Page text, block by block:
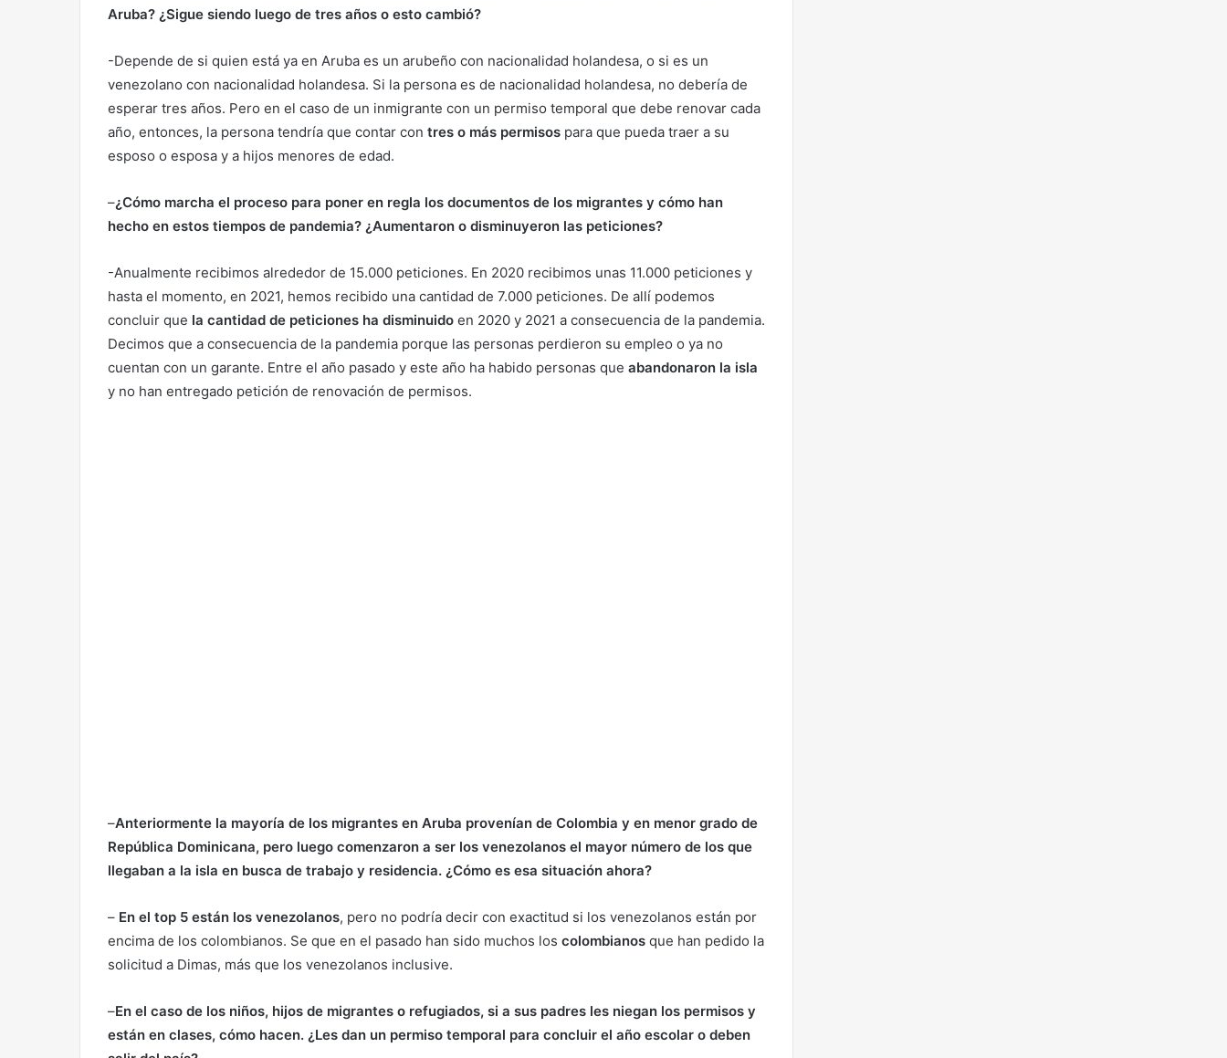
Aruba? ¿Sigue siendo luego de tres años o esto cambió?
-Depende de si quien está ya en Aruba es un arubeño con nacionalidad holandesa, o si es un
venezolano con nacionalidad holandesa. Si la persona es de nacionalidad holandesa, no debería de
esperar tres años. Pero en el caso de un inmigrante con un permiso temporal que debe renovar cada
año, entonces, la persona tendría que contar con tres o más permisos para que pueda traer a su
esposo o esposa y a hijos menores de edad.
–¿Cómo marcha el proceso para poner en regla los documentos de los migrantes y cómo han
hecho en estos tiempos de pandemia? ¿Aumentaron o disminuyeron las peticiones?
-Anualmente recibimos alrededor de 15.000 peticiones. En 2020 recibimos unas 11.000 peticiones y
hasta el momento, en 2021, hemos recibido una cantidad de 7.000 peticiones. De allí podemos
concluir que la cantidad de peticiones ha disminuido en 2020 y 2021 a consecuencia de la pandemia.
Decimos que a consecuencia de la pandemia porque las personas perdieron su empleo o ya no
cuentan con un garante. Entre el año pasado y este año ha habido personas que abandonaron la isla
y no han entregado petición de renovación de permisos.
–Anteriormente la mayoría de los migrantes en Aruba provenían de Colombia y en menor grado de
República Dominicana, pero luego comenzaron a ser los venezolanos el mayor número de los que
llegaban a la isla en busca de trabajo y residencia. ¿Cómo es esa situación ahora?
– En el top 5 están los venezolanos, pero no podría decir con exactitud si los venezolanos están por
encima de los colombianos. Se que en el pasado han sido muchos los colombianos que han pedido la
solicitud a Dimas, más que los venezolanos inclusive.
–En el caso de los niños, hijos de migrantes o refugiados, si a sus padres les niegan los permisos y
están en clases, cómo hacen. ¿Les dan un permiso temporal para concluir el año escolar o deben